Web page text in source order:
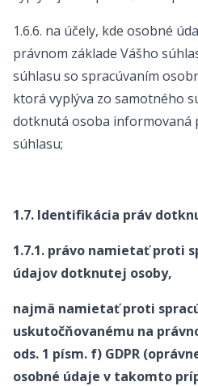
1.6.6. na účely, kde osobné
právnom základe Vášho
súhlasu so spracúvaním
ktorá vyplýva zo samotného
dotknutá osoba informovaná
súhlasu;
1.7. Identifikácia práv
1.7.1. právo namietať proti
údajov dotknutej osoby,
najmä namietať proti
uskutočňovanému na
ods. 1 písm. f) GDPR
osobné údaje v takomto